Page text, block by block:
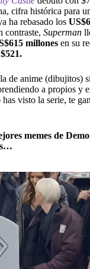
cifra histórica para
ha rebasado los
contraste, Superman
millones en su
de anime (dibujitos)
a propios y
visto la serie, te
memes de